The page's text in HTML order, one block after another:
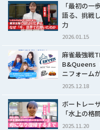
「最初の一
語る、挑戦
力
2026.01.15
麻雀最強戦
B&Queens
ニフォーム
2025.12.18
ボートレー
「水上の格
2025.11.20